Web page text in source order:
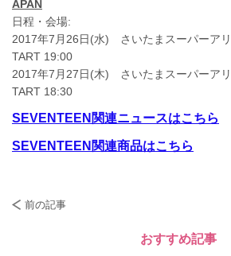
APAN
日程・会場:
2017年7月26日(水) さいたまスーパーア
TART 19:00
2017年7月27日(木) さいたまスーパーア
TART 18:30
SEVENTEEN関連ニュースはこちら
SEVENTEEN関連商品はこちら
前の記事
おすすめ記事